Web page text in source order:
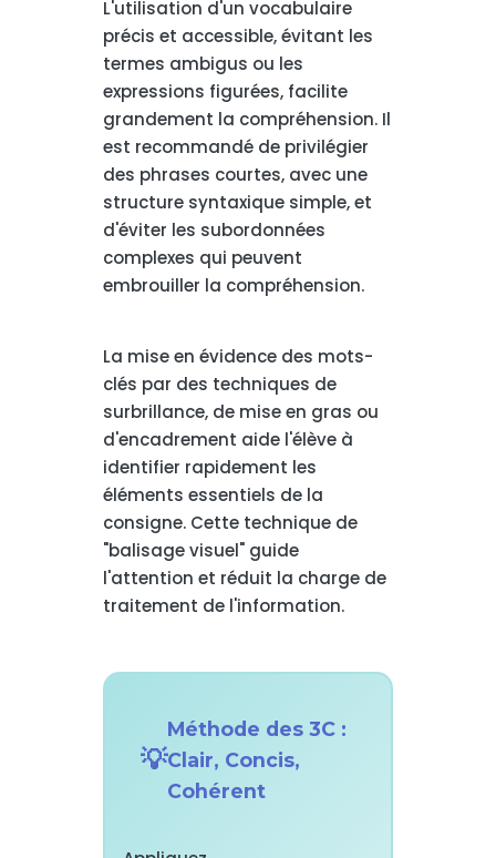
L'utilisation d'un vocabulaire
précis et accessible, évitant les
termes ambigus ou les
expressions figurées, facilite
grandement la compréhension. Il
est recommandé de privilégier
des phrases courtes, avec une
structure syntaxique simple, et
d'éviter les subordonnées
complexes qui peuvent
embrouiller la compréhension.
La mise en évidence des mots-
clés par des techniques de
surbrillance, de mise en gras ou
d'encadrement aide l'élève à
identifier rapidement les
éléments essentiels de la
consigne. Cette technique de
"balisage visuel" guide
l'attention et réduit la charge de
traitement de l'information.
Méthode des 3C :
Clair, Concis,
Cohérent